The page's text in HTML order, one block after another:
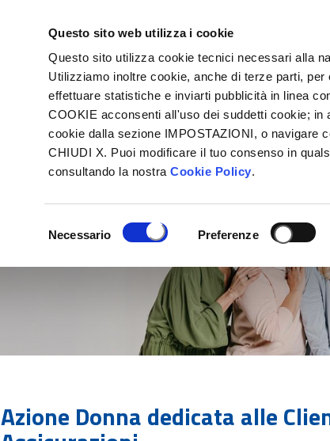
Questo sito web utilizza i cookie
Questo sito utilizza cookie tecnici necessari alla
Utilizziamo inoltre cookie, anche di terze parti,
effettuare statistiche e inviarti pubblicità in linea
COOKIE acconsenti all'uso dei suddetti cookie;
cookie dalla sezione IMPOSTAZIONI, o navigare
CHIUDI X. Puoi modificare il tuo consenso in
consultando la nostraCookie Policy.
del
Necessario Preferenze
PRIVATI E FAMIGLIE PROFESSIONISTI E
Azione Donna
Azione Donna dedicata alle